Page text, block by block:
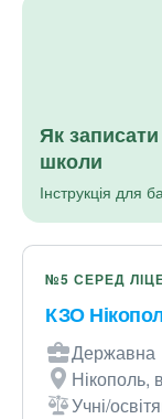
Як
школи
Інструкція для
№5 СЕРЕД
КЗО
Державна
Нікополь,
Учні/